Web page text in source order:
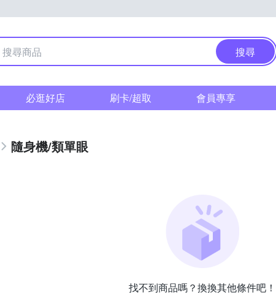
搜尋
必逛好店 刷卡/超取 會員專享
隨身機/類單眼
找不到商品嗎？換換其他條件吧！